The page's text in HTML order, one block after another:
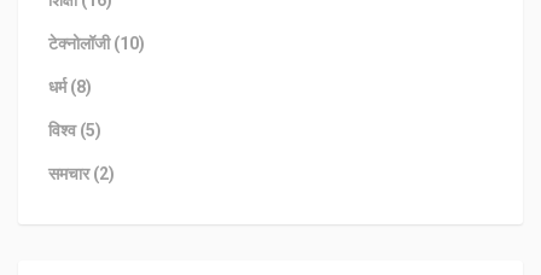
टेक्नोलॉजी(10)
धर्म(8)
विश्व(5)
समचार(2)